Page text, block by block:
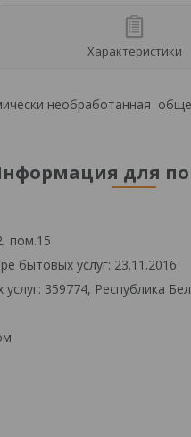
Характеристики
необработанная
для
пом.15
бытовых услуг: 23.11.2016
359774, Республика